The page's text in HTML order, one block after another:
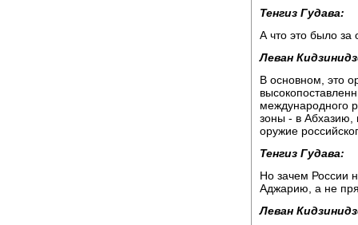
Тенгиз Гудава:
А что это было за
Леван
В основном, это
международного
зоны - в Абхазию,
оружие
Тенгиз Гудава:
Но зачем России
Аджарию, а не
Леван